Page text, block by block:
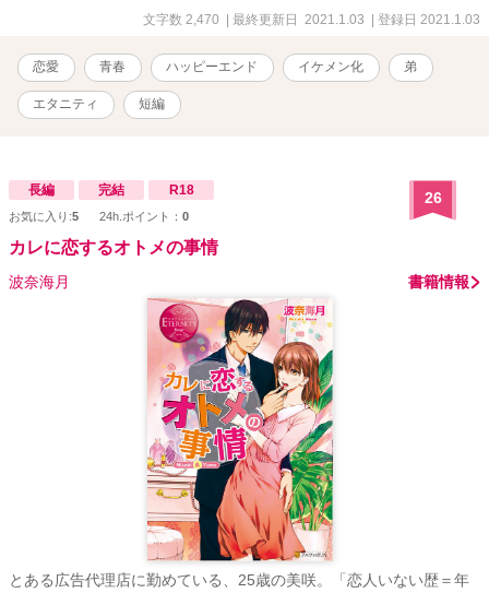
文字数 2,470 | 最終更新日 2021.1.03 | 登録日 2021.1.03
恋愛 青春 ハッピーエンド イケメン化 弟
エタニティ 短編
長編 完結 R18
お気に入り:5 24h.ポイント： 0
26
カレに恋するオトメの事情
波奈海月 書籍情報
とある広告代理店に勤めている、25歳の美咲。「恋人いない歴＝年